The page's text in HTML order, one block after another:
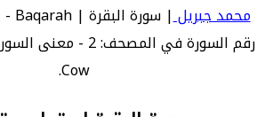
محمد جبريل
Cow.